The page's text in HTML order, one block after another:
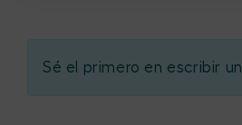
Sé el primero en escribir